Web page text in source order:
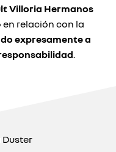
Villoria Hermanos
relación con la
expresamente a
.